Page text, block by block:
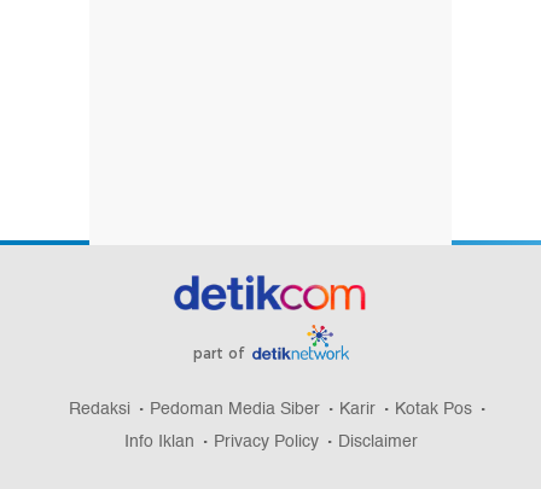
part of
Redaksi Pedoman Media Siber Karir
Kotak Pos
Info Iklan
Privacy Policy Disclaimer